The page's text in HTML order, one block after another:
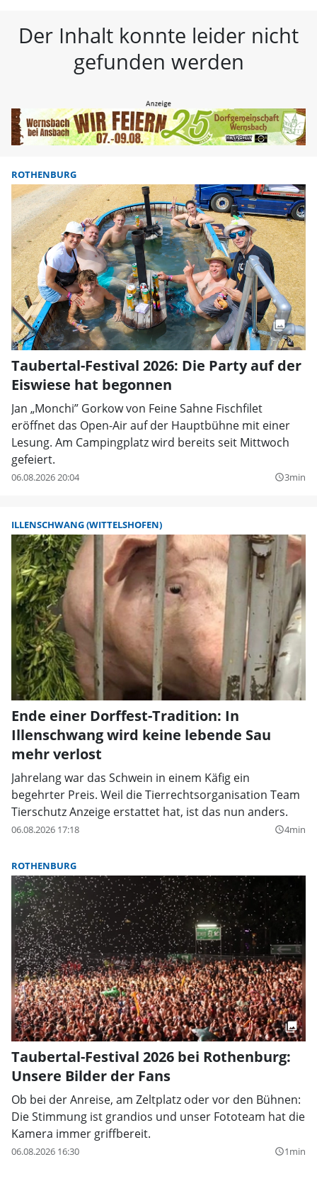
Der Inhalt konnte leider nicht
gefunden werden
ROTHENBURG
Taubertal-Festival 2026: Die Party auf der
Eiswiese hat begonnen
Jan „Monchi” Gorkow von Feine Sahne Fischfilet
eröffnet das Open-Air auf der Hauptbühne mit einer
Lesung. Am Campingplatz wird bereits seit Mittwoch
gefeiert.
06.08.2026 20:04 query_builder3min
ILLENSCHWANG (WITTELSHOFEN)
Ende einer Dorffest-Tradition: In
Illenschwang wird keine lebende Sau
mehr verlost
Jahrelang war das Schwein in einem Käfig ein
begehrter Preis. Weil die Tierrechtsorganisation Team
Tierschutz Anzeige erstattet hat, ist das nun anders.
06.08.2026 17:18 query_builder4min
ROTHENBURG
Taubertal-Festival 2026 bei Rothenburg:
Unsere Bilder der Fans
Ob bei der Anreise, am Zeltplatz oder vor den Bühnen:
Die Stimmung ist grandios und unser Fototeam hat die
Kamera immer griffbereit.
06.08.2026 16:30 query_builder1min